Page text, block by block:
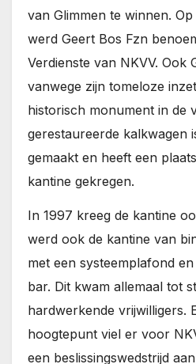
van Glimmen te winnen.
werd Geert Bos Fzn
Verdienste van NKVV. Ook
vanwege zijn tomeloze
historisch monument in de
gerestaureerde kalkwagen
gemaakt en heeft een
kantine gekregen.
In 1997 kreeg de kantine
werd ook de kantine van
met een systeemplafond
bar. Dit kwam allemaal tot
hardwerkende vrijwilligers.
hoogtepunt viel er voor
een beslissingswedstrijd